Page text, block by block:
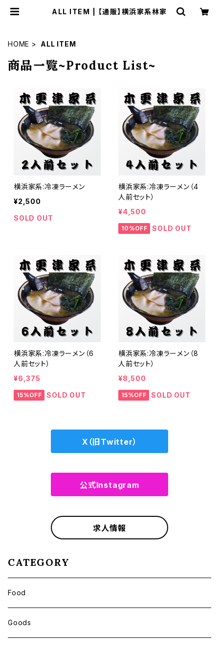
ALL ITEM | 【通販】横浜家系林家
HOME ALL ITEM
商品一覧~Product List~
横浜家系:冷凍ラーメン
¥2,500
SOLD OUT
横浜家系:冷凍ラーメン（4
人前セット）
¥4,500
10%OFF SOLD OUT
横浜家系:冷凍ラーメン（6
人前セット）
¥6,375
15%OFF SOLD OUT
横浜家系:冷凍ラーメン（8
人前セット）
¥8,500
15%OFF SOLD OUT
X（旧Twitter）
公式Instagram
求人情報
CATEGORY
Food
Goods